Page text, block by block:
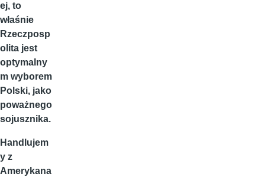
ej, to
właśnie
Rzeczposp
olita jest
optymalny
m wyborem
Polski, jako
poważnego
sojusznika.
Handlujem
y z
Amerykana